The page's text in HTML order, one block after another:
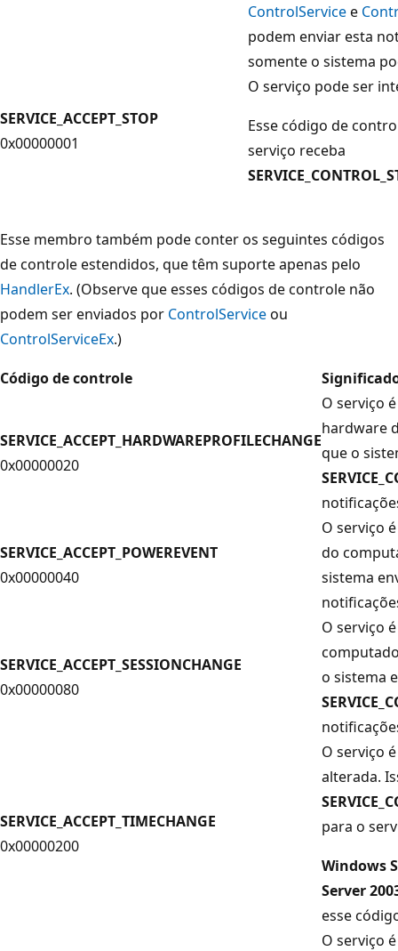
ControlServicee
podem enviar esta
somente o sistema
SERVICE_ACCEPT_STOP
0x00000001
O serviço pode ser
Esse código de
serviço receba
Esse membro também pode conter os seguintes códigos
de controle estendidos, que têm suporte apenas pelo
HandlerEx. (Observe que esses códigos de controle não
podem ser enviados por ControlServiceou
ControlServiceEx.)
Código de controle
SERVICE_ACCEPT_HARDWAREPROFILECHANGE
0x00000020
O serviço
hardware
que o
SERVICE_ACCEPT_POWEREVENT
0x00000040
O serviço
do
sistema
SERVICE_ACCEPT_SESSIONCHANGE
0x00000080
O serviço
o sistema
SERVICE_ACCEPT_TIMECHANGE
0x00000200
O serviço
alterada.
para o
Windows
Server
esse
O serviço